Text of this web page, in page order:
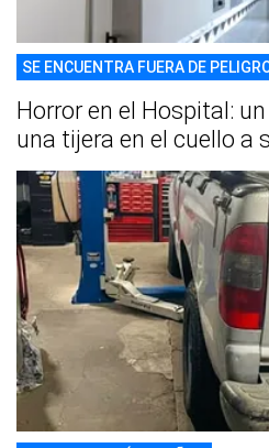
SE ENCUENTRA FUERA DE
Horror en el Hospital:
una tijera en el cuello a